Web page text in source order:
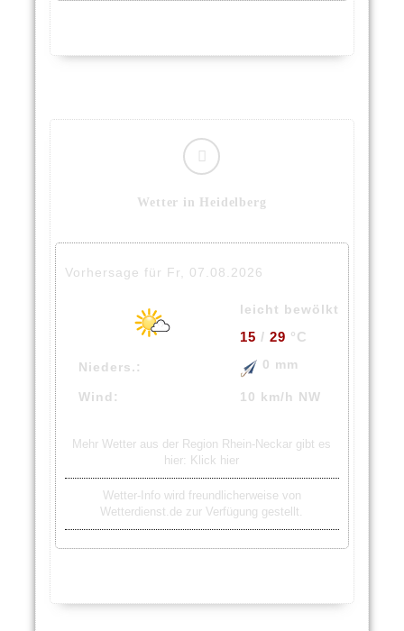
Wetter in Heidelberg
Vorhersage für Fr, 07.08.2026
leicht bewölkt
15 / 29 °C
Nieders.: 0 mm
Wind: 10 km/h NW
Mehr Wetter aus der Region Rhein-Neckar gibt es
hier: Klick hier
Wetter-Info wird freundlicherweise von
Wetterdienst.de zur Verfügung gestellt.